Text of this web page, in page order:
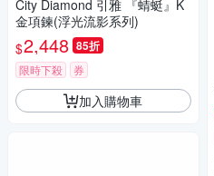
City Diamond 引雅 『蜻蜓』K
金項鍊(浮光流影系列)
$2,448 85折
限時下殺 券
加入購物車